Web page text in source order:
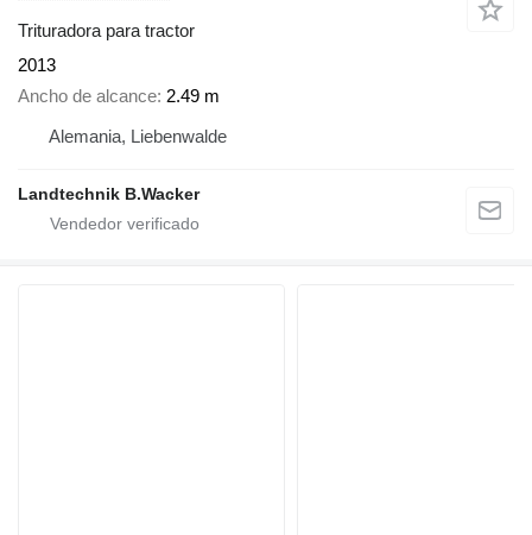
Trituradora para tractor
2013
Ancho de alcance 2.49 m
Alemania, Liebenwalde
Landtechnik B.Wacker